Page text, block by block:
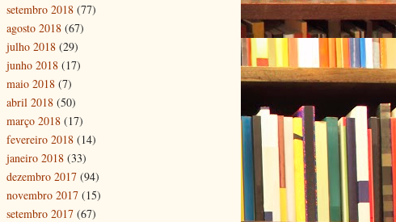
setembro 2018 (77)
agosto 2018 (67)
julho 2018 (29)
junho 2018 (17)
maio 2018 (7)
abril 2018 (50)
março 2018 (17)
fevereiro 2018 (14)
janeiro 2018 (33)
dezembro 2017 (94)
novembro 2017 (15)
setembro 2017 (67)